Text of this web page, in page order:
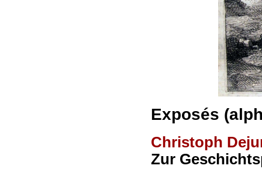
Exposés
Christoph
Zur